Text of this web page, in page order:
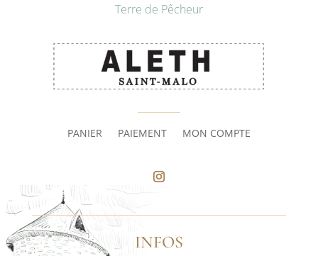
Terre de Pêcheur
PANIER PAIEMENT MON COMPTE
INFOS